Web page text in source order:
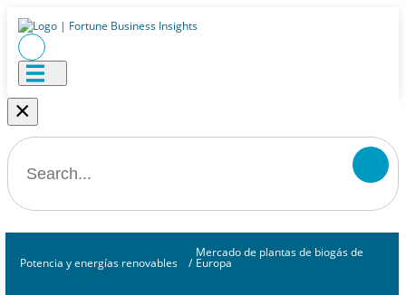
×
Potencia y energías renovables /
Mercado de plantas de biogás de
Europa